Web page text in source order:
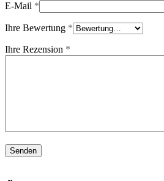
E-Mail *
Ihre Bewertung *
Ihre Rezension *